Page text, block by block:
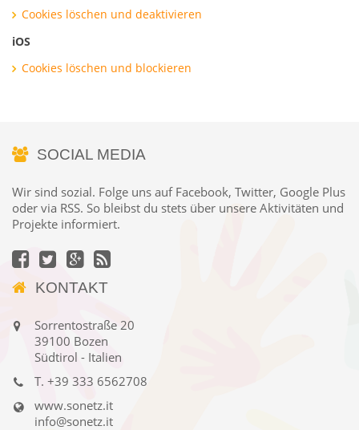
Cookies löschen und deaktivieren
iOS
Cookies löschen und blockieren
SOCIAL MEDIA
Wir sind sozial. Folge uns auf Facebook, Twitter, Google Plus
oder via RSS. So bleibst du stets über unsere Aktivitäten und
Projekte informiert.
KONTAKT
Sorrentostraße 20
39100 Bozen
Südtirol - Italien
T. +39 333 6562708
www.sonetz.it
info@sonetz.it